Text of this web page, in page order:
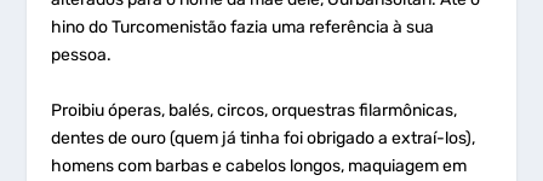
hino do Turcomenistão fazia uma referência à sua
pessoa.
Proibiu óperas, balés, circos, orquestras filarmônicas,
dentes de ouro (quem já tinha foi obrigado a extraí-los),
homens com barbas e cabelos longos, maquiagem em